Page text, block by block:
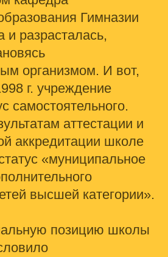
Гимназии
разрасталась,
организмом. И вот,
г. учреждение
самостоятельного.
аттестации и
аккредитации школе
«муниципальное
высшей категории».
позицию школы